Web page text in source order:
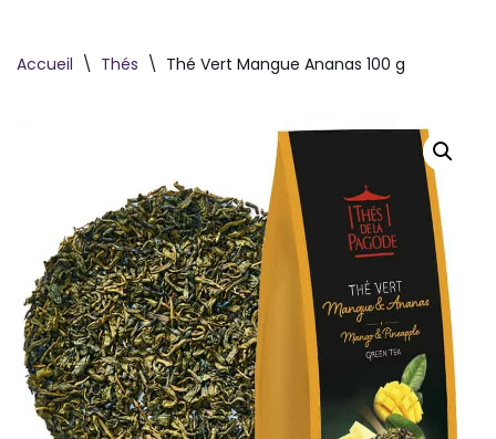
Accueil \ Thés \ Thé Vert Mangue Ananas 100 g